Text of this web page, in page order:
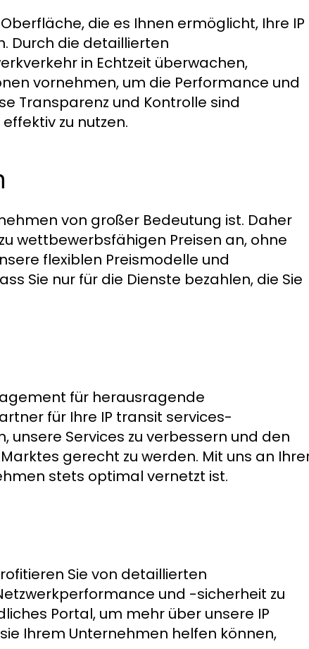
die es Ihnen ermöglicht, Ihre IP
Durch die detaillierten
in Echtzeit überwachen,
vornehmen, um die Performance und
Transparenz und Kontrolle sind
zu nutzen.
von großer Bedeutung ist. Daher
wettbewerbsfähigen Preisen an, ohne
flexiblen Preismodelle und
Sie nur für die Dienste bezahlen, die Sie
für herausragende
für Ihre IP transit services-
unsere Services zu verbessern und den
gerecht zu werden. Mit uns an
stets optimal vernetzt ist.
Sie von detaillierten
und -sicherheit zu
Portal, um mehr über unsere IP
Ihrem Unternehmen helfen können,